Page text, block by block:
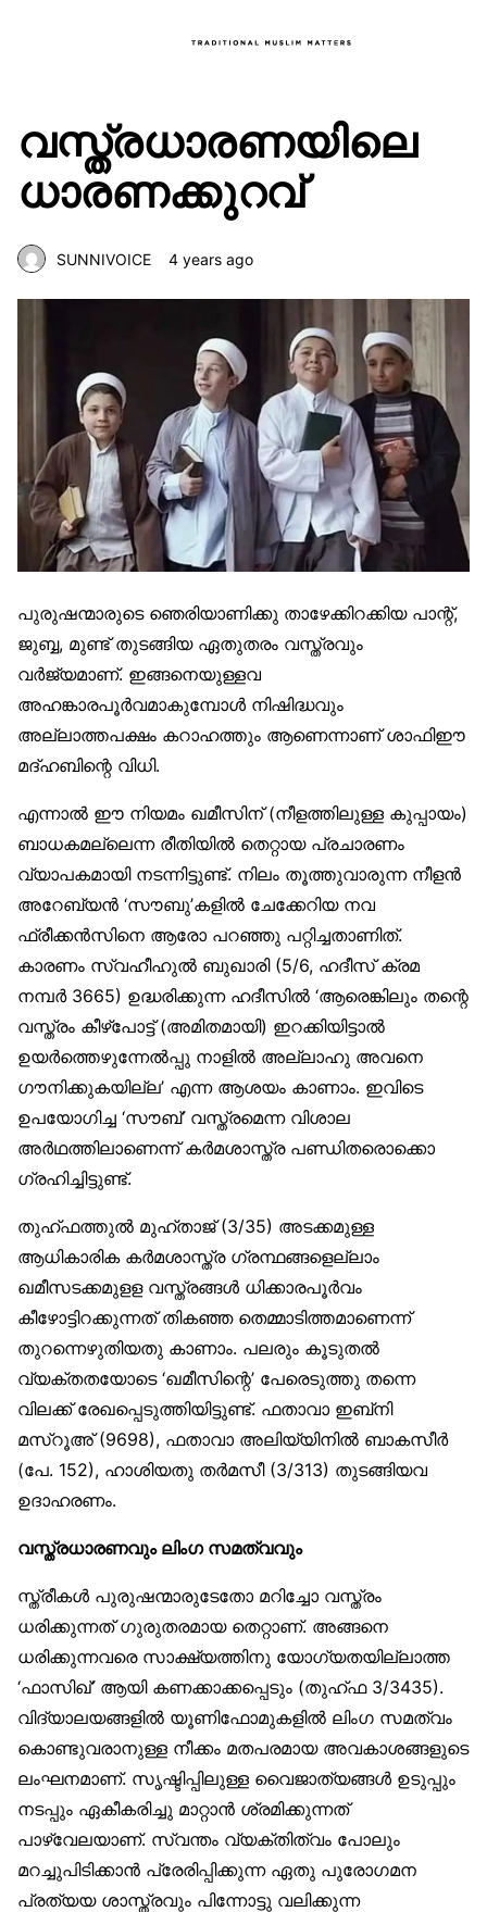
വസ്ത്രധാരണയിലെ
ധാരണക്കുറവ്
SUNNIVOICE 4 years ago
പുരുഷന്മാരുടെ ഞെരിയാണിക്കു താഴേക്കിറക്കിയ പാന്റ്,
ജുബ്ബ, മുണ്ട് തുടങ്ങിയ ഏതുതരം വസ്ത്രവും
വർജ്യമാണ്. ഇങ്ങനെയുള്ളവ
അഹങ്കാരപൂർവമാകുമ്പോൾ നിഷിദ്ധവും
അല്ലാത്തപക്ഷം കറാഹത്തും ആണെന്നാണ് ശാഫിഈ
മദ്ഹബിന്റെ വിധി.
എന്നാൽ ഈ നിയമം ഖമീസിന് (നീളത്തിലുള്ള കുപ്പായം)
ബാധകമല്ലെന്ന രീതിയിൽ തെറ്റായ പ്രചാരണം
വ്യാപകമായി നടന്നിട്ടുണ്ട്. നിലം തൂത്തുവാരുന്ന നീളൻ
അറേബ്യൻ ‘സൗബു’കളിൽ ചേക്കേറിയ നവ
ഫ്രീക്കൻസിനെ ആരോ പറഞ്ഞു പറ്റിച്ചതാണിത്.
കാരണം സ്വഹീഹുൽ ബുഖാരി (5/6, ഹദീസ് ക്രമ
നമ്പർ 3665) ഉദ്ധരിക്കുന്ന ഹദീസിൽ ‘ആരെങ്കിലും തന്റെ
വസ്ത്രം കീഴ്‌പോട്ട് (അമിതമായി) ഇറക്കിയിട്ടാൽ
ഉയർത്തെഴുന്നേൽപ്പു നാളിൽ അല്ലാഹു അവനെ
ഗൗനിക്കുകയില്ല’ എന്ന ആശയം കാണാം. ഇവിടെ
ഉപയോഗിച്ച ‘സൗബ്’ വസ്ത്രമെന്ന വിശാല
അർഥത്തിലാണെന്ന് കർമശാസ്ത്ര പണ്ഡിതരൊക്കൊ
ഗ്രഹിച്ചിട്ടുണ്ട്.
തുഹ്ഫത്തുൽ മുഹ്താജ് (3/35) അടക്കമുള്ള
ആധികാരിക കർമശാസ്ത്ര ഗ്രന്ഥങ്ങളെല്ലാം
ഖമീസടക്കമുളള വസ്ത്രങ്ങൾ ധിക്കാരപൂർവം
കീഴോട്ടിറക്കുന്നത് തികഞ്ഞ തെമ്മാടിത്തമാണെന്ന്
തുറന്നെഴുതിയതു കാണാം. പലരും കൂടുതൽ
വ്യക്തതയോടെ ‘ഖമീസിന്റെ’ പേരെടുത്തു തന്നെ
വിലക്ക് രേഖപ്പെടുത്തിയിട്ടുണ്ട്. ഫതാവാ ഇബ്‌നി
മസ്‌റൂഅ് (9698), ഫതാവാ അലിയ്യിനിൽ ബാകസീർ
(പേ. 152), ഹാശിയതു തർമസീ (3/313) തുടങ്ങിയവ
ഉദാഹരണം.
വസ്ത്രധാരണവും ലിംഗ സമത്വവും
സ്ത്രീകൾ പുരുഷന്മാരുടേതോ മറിച്ചോ വസ്ത്രം
ധരിക്കുന്നത് ഗുരുതരമായ തെറ്റാണ്. അങ്ങനെ
ധരിക്കുന്നവരെ സാക്ഷ്യത്തിനു യോഗ്യതയില്ലാത്ത
‘ഫാസിഖ്’ ആയി കണക്കാക്കപ്പെടും (തുഹ്ഫ 3/3435).
വിദ്യാലയങ്ങളിൽ യൂണിഫോമുകളിൽ ലിംഗ സമത്വം
കൊണ്ടുവരാനുള്ള നീക്കം മതപരമായ അവകാശങ്ങളുടെ
ലംഘനമാണ്. സൃഷ്ടിപ്പിലുള്ള വൈജാത്യങ്ങൾ ഉടുപ്പും
നടപ്പും ഏകീകരിച്ചു മാറ്റാൻ ശ്രമിക്കുന്നത്
പാഴ്‌വേലയാണ്. സ്വന്തം വ്യക്തിത്വം പോലും
മറച്ചുപിടിക്കാൻ പ്രേരിപ്പിക്കുന്ന ഏതു പുരോഗമന
പ്രത്യയ ശാസ്ത്രവും പിന്നോട്ടു വലിക്കുന്ന